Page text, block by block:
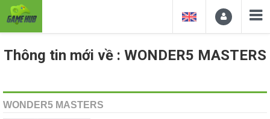
Thông tin mới về : WONDER5 MASTERS
WONDER5 MASTERS